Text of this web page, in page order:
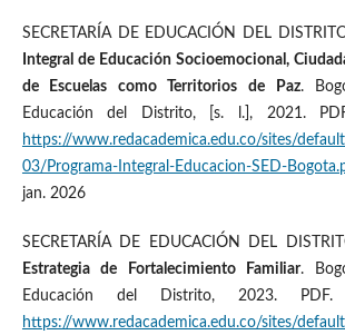
SECRETARÍA DE EDUCACIÓN DEL
Integral de Educación Socioemocional,
de Escuelas como Territorios de Paz.
Educación del Distrito, [s. l.], 2021.
https://www.redacademica.edu.co/sites/
03/Programa-Integral-Educacion-SED-
jan. 2026
SECRETARÍA DE EDUCACIÓN DEL
Estrategia de Fortalecimiento Familiar.
Educación del Distrito, 2023. PDF.
https://www.redacademica.edu.co/sites/